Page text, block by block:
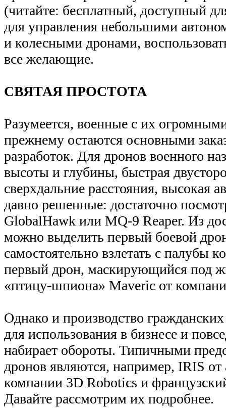
(читайте: бесплатный, доступный
для управления небольшими
и колесными дронами,
все желающие.
СВЯТАЯ ПРОСТОТА
Разумеется, военные с их
прежнему остаются основными
разработок. Для дронов военного
высоты и глубины, быстрая
сверхдальние расстояния, высокая
давно решенные: достаточно
GlobalHawk или MQ-9 Reaper. Из
можно выделить первый боевой
самостоятельно взлетать с палубы
первый дрон, маскирующийся под
«птицу-шпиона» Maveric от
Однако и производство
для использования в бизнесе и
набирает обороты. Типичными
дронов являются, например, IRIS от
компании 3D Robotics и
Давайте рассмотрим их подробнее.